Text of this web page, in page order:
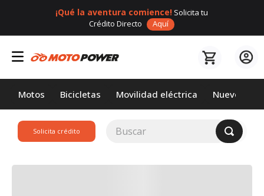
¡Qué la aventura comience! Solicita tu
Crédito Directo
Aquí
Motos Bicicletas Movilidad eléctrica Nuevos
Solicita crédito
Buscar